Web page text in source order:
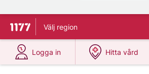
Till startsidan för 1177
Välj region
Logga in
på 1177.se
Hitta vård
på 1177.se